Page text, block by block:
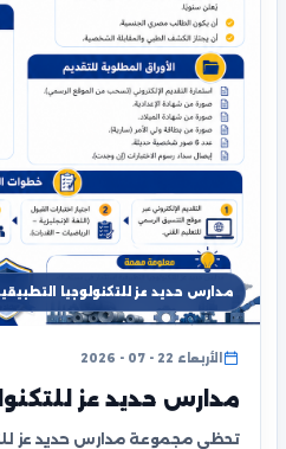
مدارس حديد عز للتكنولوجيا
الأربعاء 22 - 07 - 2026
مدارس حديد عز
تحظى مجموعة مدارس حديد عز